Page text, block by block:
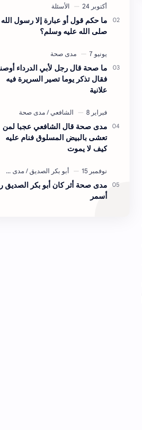
معناه أخرجه ابن أبي الدنيا في
(ص3…
ما حكم قول أو عبارة إلا رسول الله
صلى الله عليه وسلم؟
ما صحة قال رجل لأبي الدرداء
فقال تذكر يوما تصير السريرة فيه
علانية
مدى صحة قال الشافعي عجبا لمن
تعشى بالبيض المسلوق فنام عليه
كيف لا يموت
مدى صحة أثر كان أبو بكر الصديق
أسمر